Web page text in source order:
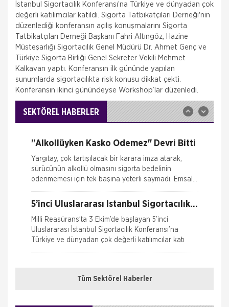
TEKLİF AL
İstanbul Sigortacılık Konferansı’na Türkiye ve dünyadan çok
değerli katılımcılar katıldı. Sigorta Tatbikatçıları Derneği'nin
düzenlediği konferansın açılış konuşmalarını Sigorta
Tatbikatçıları Derneği Başkanı Fahri Altıngöz, Hazine
Müsteşarlığı Sigortacılık Genel Müdürü Dr. Ahmet Genç ve
Türkiye Sigorta Birliği Genel Sekreter Vekili Mehmet
Kalkavan yaptı. Konferansın ilk gününde yapılan
sunumlarda sigortacılıkta risk konusu dikkat çekti.
Konferansın ikinci günündeyse Workshop’lar düzenledi.
SEKTÖREL HABERLER
İSADER; Sigorta Acenteleri Poliçe
Kesemez Hale Geldi
İskenderun Sigorta Acenteleri Derneği (İSADER)
Başkanı Yasin Keleş, zorunlu trafik sigortası
poliçelerinin sorunlu hale geldiğini belirterek,
“Motorlu Araçlar Zorunlu
İTO dan Sigorta Sektörü İçin Yol
Haritası
Ekrem Demirtaş, düzenledikleri 'Sigorta Sektörü
Geleceğini Arıyor' arama konferansı ile sektöre yol
"Alkollüyken Kasko Ödemez" Devri Bitti
Yargıtay, çok tartışılacak bir karara imza atarak,
sürücünün alkollü olmasını sigorta bedelinin
ödenmemesi için tek başına yeterli saymadı. Emsal
o
5’inci Uluslararası İstanbul Sigortacılık
Konferansı Milli Reasürans’ta yapıldı.
Milli Reasürans’ta 3 Ekim’de başlayan 5’inci
Uluslararası İstanbul Sigortacılık Konferansı’na
Türkiye ve dünyadan çok değerli katılımcılar katı
NN Hayat ve Emeklilik adına Nielsen tarafından ilki
Tüm Sektörel Haberler
ONLİNE Dask Prim Hesaplama
Trafik Hasarı için Gerekli Bilgiler